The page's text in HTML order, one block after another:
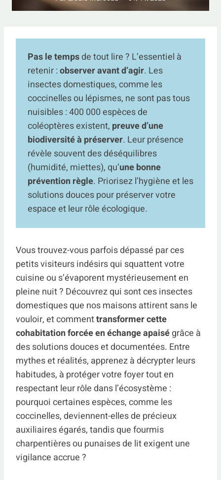
Pas le tempsde tout lire ? L’essentiel à
retenir :observer avant d’agir. Les
insectes domestiques, comme les
coccinelles ou lépismes, ne sont pas tous
nuisibles : 400 000 espèces de
coléoptères existent, preuve d’une
biodiversité à préserver. Leur présence
révèle souvent des déséquilibres
(humidité, miettes), qu’une bonne
prévention règle. Priorisez l’hygiène et les
solutions douces pour préserver votre
espace et leur rôle écologique.
Vous trouvez-vous parfois dépassé par ces
petits visiteurs indésirs qui squattent votre
cuisine ou s’évaporent mystérieusement en
pleine nuit ? Découvrez qui sont ces insectes
domestiques que nos maisons attirent sans le
vouloir, et commenttransformer cette
cohabitation forcée en échange apaiségrâce à
des solutions douces et documentées. Entre
mythes et réalités, apprenez à décrypter leurs
habitudes, à protéger votre foyer tout en
respectant leur rôle dans l’écosystème :
pourquoi certaines espèces, comme les
coccinelles, deviennent-elles de précieux
auxiliaires égarés, tandis que fourmis
charpentières ou punaises de lit exigent une
vigilance accrue ?